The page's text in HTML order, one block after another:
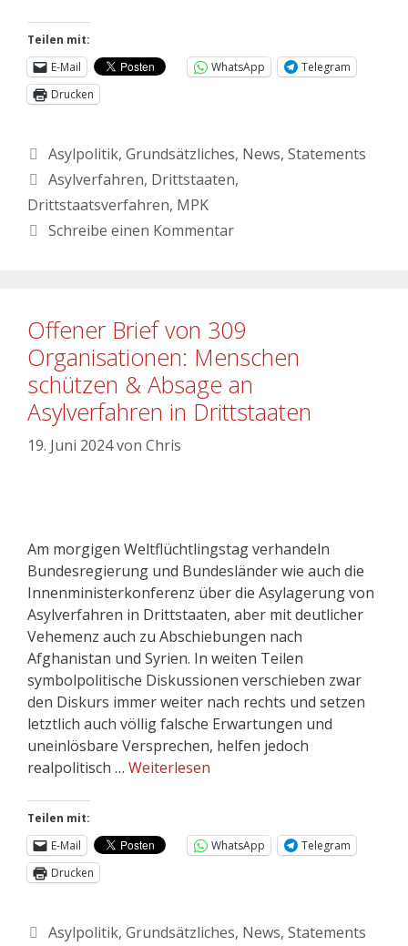
Teilen mit:
E-Mail
WhatsApp
Telegram
Drucken
Asylpolitik, Grundsätzliches, News, Statements
Asylverfahren, Drittstaaten,
Drittstaatsverfahren, MPK
Schreibe einen Kommentar
Offener Brief von 309
Organisationen: Menschen
schützen & Absage an
Asylverfahren in Drittstaaten
19. Juni 2024von Chris
Am morgigen Weltflüchtlingstag verhandeln
Bundesregierung und Bundesländer wie auch die
Innenministerkonferenz über die Asylagerung von
Asylverfahren in Drittstaaten, aber mit deutlicher
Vehemenz auch zu Abschiebungen nach
Afghanistan und Syrien. In weiten Teilen
symbolpolitische Diskussionen verschieben zwar
den Diskurs immer weiter nach rechts und setzen
letztlich auch völlig falsche Erwartungen und
uneinlösbare Versprechen, helfen jedoch
realpolitisch … Weiterlesen
Teilen mit:
E-Mail
WhatsApp
Telegram
Drucken
Asylpolitik, Grundsätzliches, News, Statements